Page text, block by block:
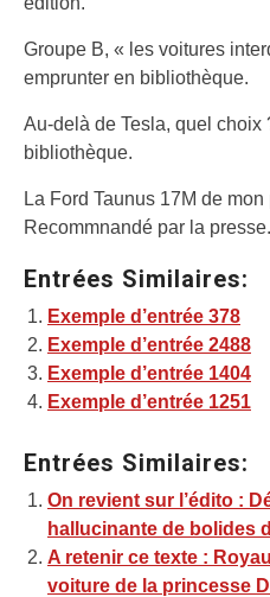
Groupe B, « les voitures
emprunter en bibliothèque.
Au-delà de Tesla, quel choix
bibliothèque.
La Ford Taunus 17M de mon
Recommnandé par la presse.
Entrées Similaires:
Exemple d’entrée 378
Exemple d’entrée 2488
Exemple d’entrée 1404
Exemple d’entrée 1251
Entrées Similaires:
On revient sur l’édito :
hallucinante de bolides
A retenir ce texte :
voiture de la princesse